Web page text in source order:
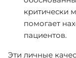
критически
помогает
пациентов.
Эти личные